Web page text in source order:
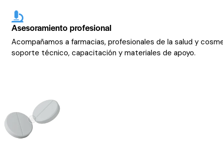
Asesoramiento profesional
Acompañamos a farmacias, profesionales de la salud y
soporte técnico, capacitación y materiales de apoyo.